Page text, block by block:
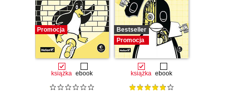
Promocja
książka ebook
Bestseller
Promocja
książka ebook